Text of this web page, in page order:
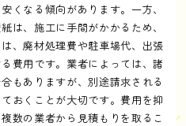
くなる傾向があります。一方、
は、施工に手間がかかるため、
、廃材処理費や駐車場代、出張
費用です。業者によっては、諸
もありますが、別途請求される
おくことが大切です。費用を抑
数の業者から見積もりを取るこ